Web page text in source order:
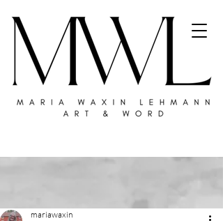
mariawaxin